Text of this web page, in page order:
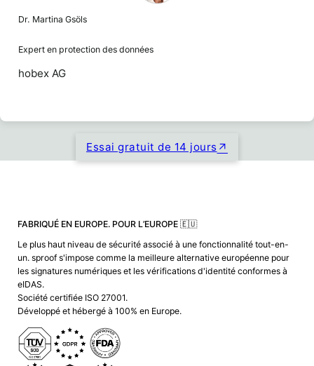
Dr. Martina Gsöls
Expert en protection des données
hobex AG
Essai gratuit de 14 jours
FABRIQUÉ EN EUROPE. POUR L’EUROPE 🇪🇺
Le plus haut niveau de sécurité associé à une fonctionnalité tout-en-
un. sproof s'impose comme la meilleure alternative européenne pour
les signatures numériques et les vérifications d'identité conformes à
eIDAS.
Société certifiée ISO 27001.
Développé et hébergé à 100% en Europe.